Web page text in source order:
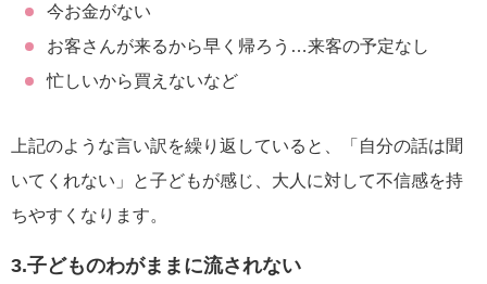
今お金がない
お客さんが来るから早く帰ろう…来客の予定なし
忙しいから買えないなど
上記のような言い訳を繰り返していると、「自分の話は聞
いてくれない」と子どもが感じ、大人に対して不信感を持
ちやすくなります。
3.子どものわがままに流されない